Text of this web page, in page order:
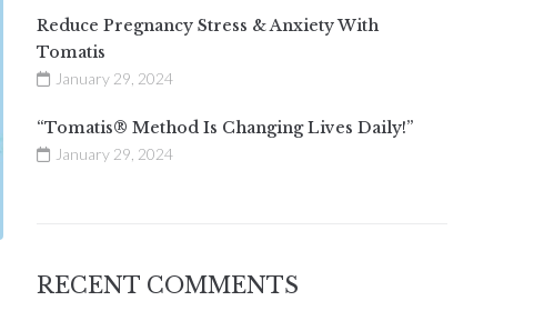
Reduce Pregnancy Stress & Anxiety With
Tomatis
January 29, 2024
“Tomatis® Method Is Changing Lives Daily!”
January 29, 2024
RECENT COMMENTS